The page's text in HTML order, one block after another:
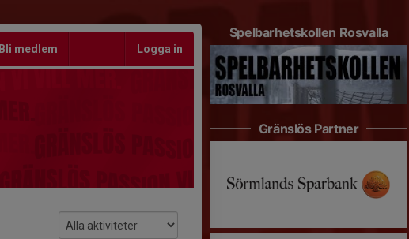
Bli medlem Logga in
Spelbarhetskollen Rosvalla
Gränslös Partner